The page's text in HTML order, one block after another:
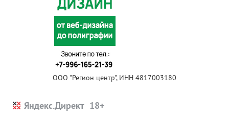
ООО "Регион центр", ИНН 4817003180
Яндекс.Директ